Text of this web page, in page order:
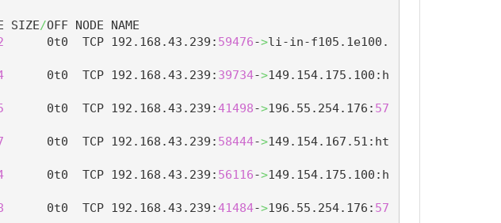
SIZE/OFF NODE NAME
      0t0  TCP 192.168.43.239:
59476->li-in-f105.1e100.
      0t0  TCP 192.168.43.239:
39734->149.154.175.100:h
      0t0  TCP 192.168.43.239:
41498->196.55.254.176: 57
      0t0  TCP 192.168.43.239:
58444->149.154.167.51:ht
      0t0  TCP 192.168.43.239:
56116->149.154.175.100:h
      0t0  TCP 192.168.43.239:
41484->196.55.254.176: 57